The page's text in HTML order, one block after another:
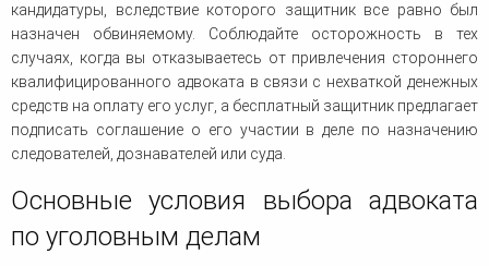
кандидатуры, вследствие которого защитник все равно был
назначен обвиняемому. Соблюдайте осторожность в тех
случаях, когда вы отказываетесь от привлечения стороннего
квалифицированного адвоката в связи с нехваткой денежных
средств на оплату его услуг, а бесплатный защитник предлагает
подписать соглашение о его участии в деле по назначению
следователей, дознавателей или суда.
Основные условия выбора адвоката
по уголовным делам